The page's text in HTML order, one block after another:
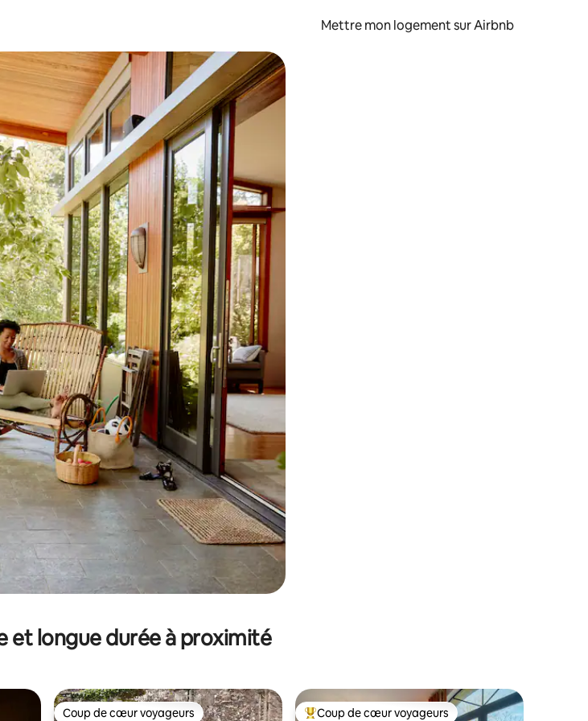
Mettre mon logement sur Airbnb
les parcourir ou en appuyant et en faisant glisser.
et longue durée à proximité
Coup de cœur voyageurs Coup de cœur voyageurs